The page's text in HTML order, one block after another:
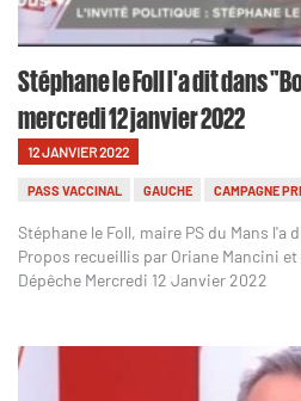
Stéphane le Foll l'a dit dans
mercredi 12 janvier 2022
12 JANVIER 2022
PASS VACCINAL GAUCHE CAMPAGNE
Stéphane le Foll, maire PS du Mans l'a
Propos recueillis par Oriane Mancini
Dépêche Mercredi 12 Janvier 2022